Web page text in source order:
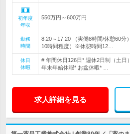
初年度
年収
550万円～600万円
勤務
時間
8:20～17:20 （実働8時間/休憩60
10時間程度）※休憩時間12…
休日
休暇
# 年間休日126日* 週休2日制（土
年末年始休暇* お盆休暇* …
求人詳細を見る